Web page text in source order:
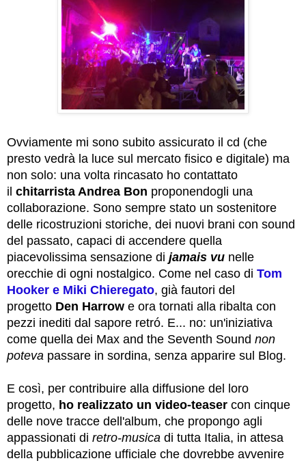
Ovviamente mi sono subito assicurato il cd (che
presto vedrà la luce sul mercato fisico e digitale) ma
non solo: una volta rincasato ho contattato
il chitarrista Andrea Bon proponendogli una
collaborazione. Sono sempre stato un sostenitore
delle ricostruzioni storiche, dei nuovi brani con sound
del passato, capaci di accendere quella
piacevolissima sensazione di jamais vu nelle
orecchie di ogni nostalgico. Come nel caso di Tom
Hooker e Miki Chieregato, già fautori del
progetto Den Harrow e ora tornati alla ribalta con
pezzi inediti dal sapore retró. E... no: un'iniziativa
come quella dei Max and the Seventh Sound non
poteva passare in sordina, senza apparire sul Blog.
E così, per contribuire alla diffusione del loro
progetto, ho realizzato un video-teaser con cinque
delle nove tracce dell'album, che propongo agli
appassionati di retro-musica di tutta Italia, in attesa
della pubblicazione ufficiale che dovrebbe avvenire